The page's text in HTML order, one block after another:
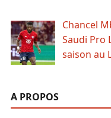
Chancel
Saudi Pro
saison au
A PROPOS